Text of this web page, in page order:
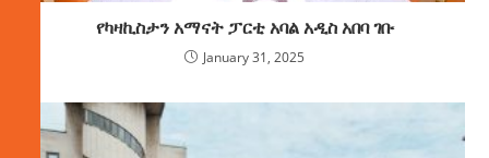
የካዛኪስታን አማናት ፓርቲ አባል አዲስ አበባ ገቡ
January 31, 2025